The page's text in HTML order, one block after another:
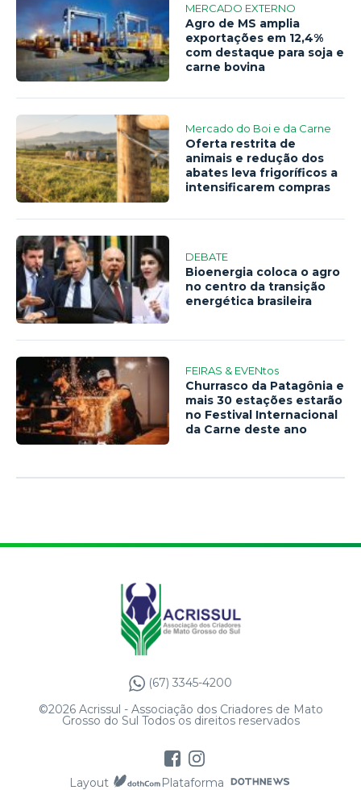
MERCADO EXTERNO
Agro de MS amplia
exportações em 12,4%
com destaque para soja e
carne bovina
Mercado do Boi e da Carne
Oferta restrita de
animais e redução dos
abates leva frigoríficos a
intensificarem compras
DEBATE
Bioenergia coloca o agro
no centro da transição
energética brasileira
FEIRAS & EVENtos
Churrasco da Patagônia e
mais 30 estações estarão
no Festival Internacional
da Carne deste ano
(67) 3345-4200
©2026 Acrissul - Associação dos Criadores de Mato
Grosso do Sul Todos os direitos reservados
Layout Plataforma